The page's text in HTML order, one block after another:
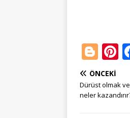
Bl
o
g
g r
ÖNCEKI
Dürüst olmak
neler